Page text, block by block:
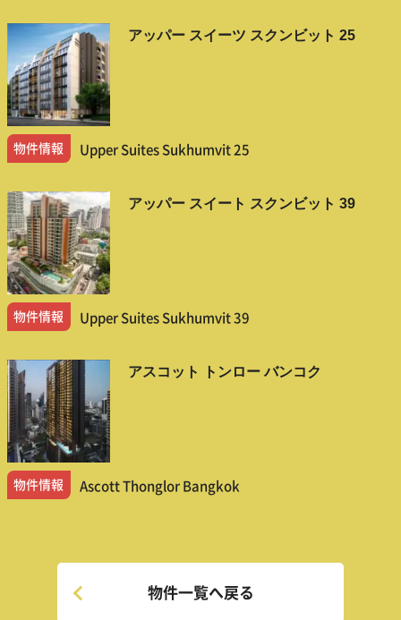
アッパー スイーツ スクンビット 25
物件情報 Upper Suites Sukhumvit 25
アッパー スイート スクンビット 39
物件情報 Upper Suites Sukhumvit 39
アスコット トンロー バンコク
物件情報 Ascott Thonglor Bangkok
物件一覧へ戻る